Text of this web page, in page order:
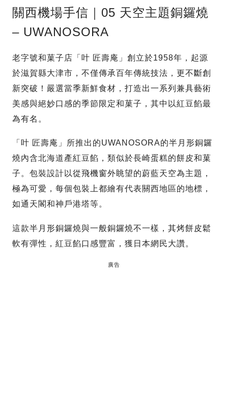
關西機場手信｜05 天空主題銅鑼燒
– UWANOSORA
老字號和菓子店「叶 匠壽庵」創立於1958年，起源
於滋賀縣大津市，不僅傳承百年傳統技法，更不斷創
新突破！嚴選當季新鮮食材，打造出一系列兼具藝術
美感與絕妙口感的季節限定和菓子，其中以紅豆餡最
為有名。
「叶 匠壽庵」所推出的UWANOSORA的半月形銅鑼
燒內含北海道產紅豆餡，類似於長崎蛋糕的餅皮和菓
子。包裝設計以從飛機窗外眺望的蔚藍天空為主題，
極為可愛，每個包裝上都繪有代表關西地區的地標，
如通天閣和神戶港塔等。
這款半月形銅鑼燒與一般銅鑼燒不一樣，其烤餅皮鬆
軟有彈性，紅豆餡口感豐富，獲日本網民大讚。
廣告